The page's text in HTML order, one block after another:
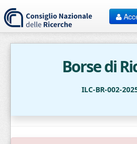
Home
Borse di
ILC-BR-002-